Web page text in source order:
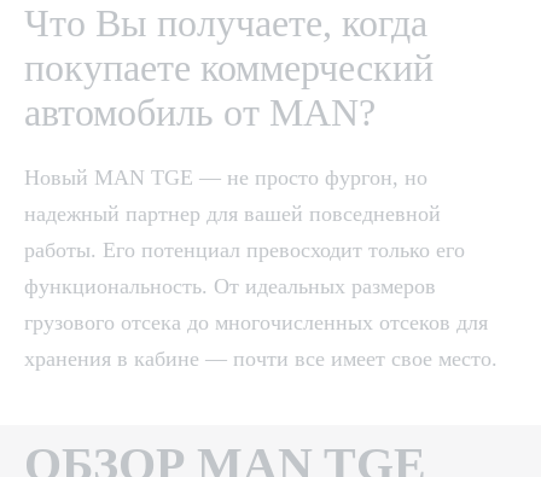
Что Вы получаете, когда
покупаете коммерческий
автомобиль от MAN?
Новый MAN TGE — не просто фургон, но
надежный партнер для вашей повседневной
работы. Его потенциал превосходит только его
функциональность. От идеальных размеров
грузового отсека до многочисленных отсеков для
хранения в кабине — почти все имеет свое место.
ОБЗОР MAN TGE